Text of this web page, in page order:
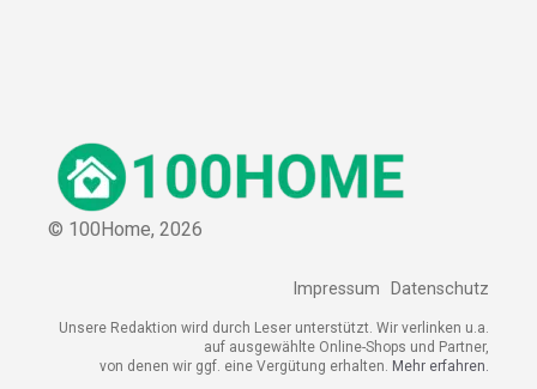
© 100Home, 2026
Impressum Datenschutz
Unsere Redaktion wird durch Leser unterstützt. Wir verlinken u.a.
auf ausgewählte Online-Shops und Partner,
von denen wir ggf. eine Vergütung erhalten. Mehr erfahren.